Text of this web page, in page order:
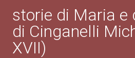
storie di Maria e
di Cinganelli
XVII)